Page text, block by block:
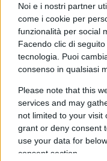
Noi e i nostri partner
come i cookie per
funzionalità per social
Facendo clic di
tecnologia. Puoi
consenso in qualsiasi
Please note that this
services and may
not limited to your visit
grant or deny consent
use your data for
consent section.